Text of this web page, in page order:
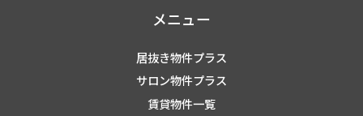
メニュー
居抜き物件プラス
サロン物件プラス
賃貸物件一覧